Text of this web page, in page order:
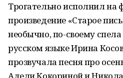
Трогательно исполнил на
произведение «Старое
необычно, по-своему
русском языке Ирина
прозвучала песня про